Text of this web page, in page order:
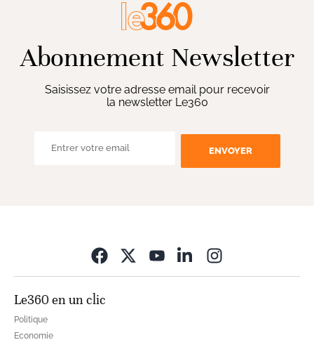
Abonnement Newsletter
Saisissez votre adresse email pour recevoir
la newsletter Le360
ENVOYER
Le360 en un clic
Politique
Economie